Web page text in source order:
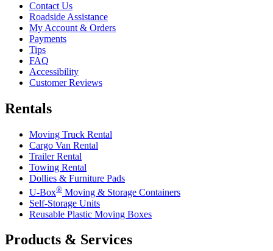
Contact Us
Roadside Assistance
My Account & Orders
Payments
Tips
FAQ
Accessibility
Customer Reviews
Rentals
Moving Truck Rental
Cargo Van Rental
Trailer Rental
Towing Rental
Dollies & Furniture Pads
U-Box® Moving & Storage Containers
Self-Storage Units
Reusable Plastic Moving Boxes
Products & Services